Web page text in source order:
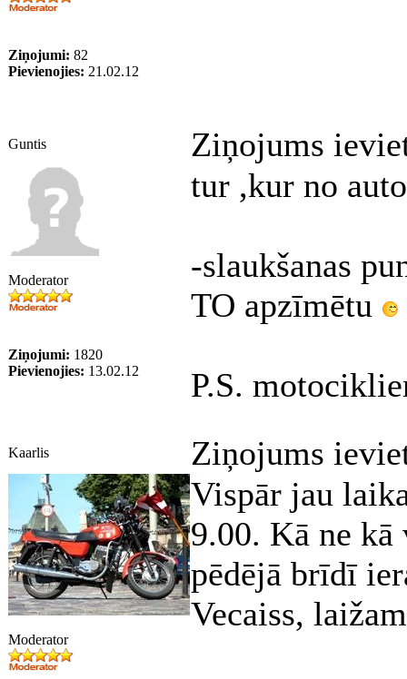
Ziņojumi: 82
Pievienojies: 21.02.12
Guntis Ziņojums
Moderator
Ziņojumi: 1820
Pievienojies: 13.02.12
tur ,kur no
-slaukšanas
TO apzīmētu
P.S.
Kaarlis Ziņojums
Moderator
Vispār jau
9.00. Kā ne
pēdējā brīdī
Vecaiss,